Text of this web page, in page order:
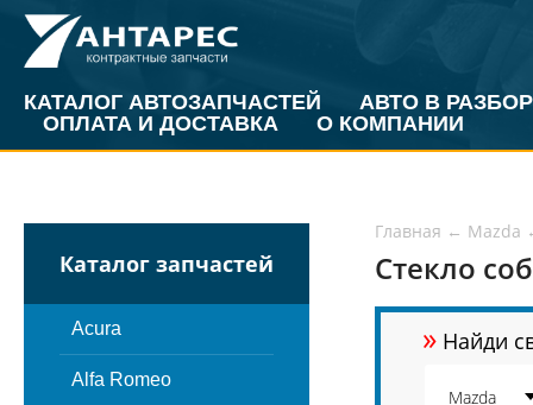
КАТАЛОГ АВТОЗАПЧАСТЕЙ
АВТО В РАЗБОР
ОПЛАТА И ДОСТАВКА
О КОМПАНИИ
Каталог запчастей
Acura
Alfa Romeo
Главная ← Mazda
Стекло
» Найди